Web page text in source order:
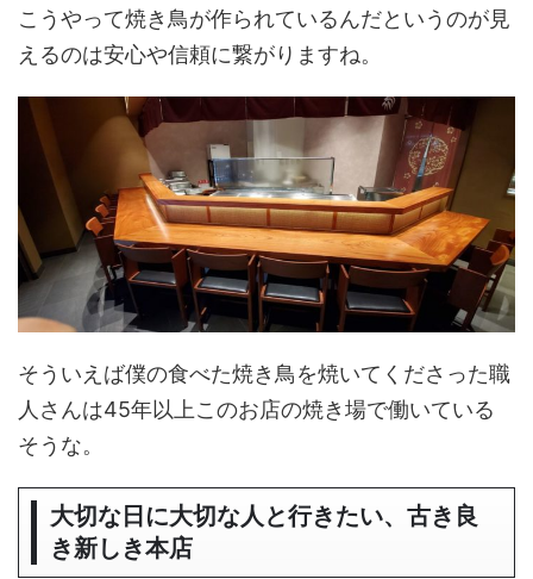
こうやって焼き鳥が作られているんだというのが見
えるのは安心や信頼に繋がりますね。
そういえば僕の食べた焼き鳥を焼いてくださった職
人さんは45年以上このお店の焼き場で働いている
そうな。
大切な日に大切な人と行きたい、古き良
き新しき本店